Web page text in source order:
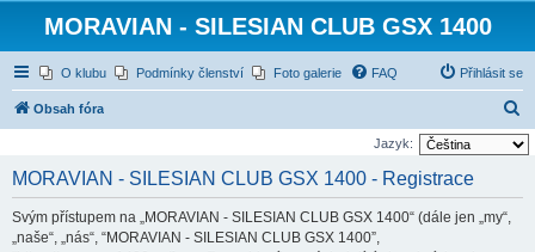
MORAVIAN - SILESIAN CLUB GSX 1400
O klubu Podmínky členství Foto galerie FAQ Přihlásit se
Obsah fóra
l
Jazyk:
MORAVIAN - SILESIAN CLUB GSX 1400 - Registrace
Svým přístupem na „MORAVIAN - SILESIAN CLUB GSX 1400“ (dále jen „my“,
„naše“, „nás“, “MORAVIAN - SILESIAN CLUB GSX 1400”,